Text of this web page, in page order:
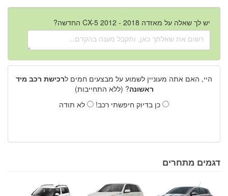
יש לך שאלה על מאזדה CX-5 2012 - 2018 החדשה?
היי, האם אתה מעוניין לשמוע על מבצעים חמים לרכישת רכב מיד
ראשונה? (ללא התחייבות)
כן בדיוק חיפשתי רכב!
לא תודה
דגמים מתחרים